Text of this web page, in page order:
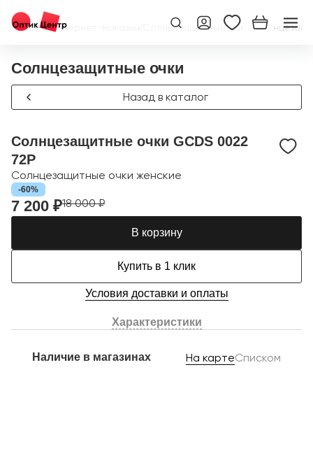
Главная/Интернет-магазин Солнцезащитные очки /
Солнцезащитные очки
Назад в каталог
Солнцезащитные очки GCDS 0022
72P
Солнцезащитные очки женские
-60%
7 200 ₽18 000 ₽
В корзину
Купить в 1 клик
Условия доставки и оплаты
Характеристики
Наличие в магазинах На картеСписком